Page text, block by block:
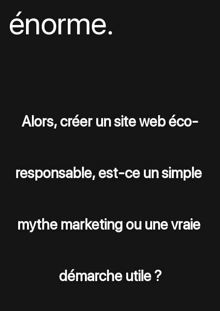
énorme.
Alors, créer un site web éco-
responsable, est-ce un simple
mythe marketing ou une vraie
démarche utile ?